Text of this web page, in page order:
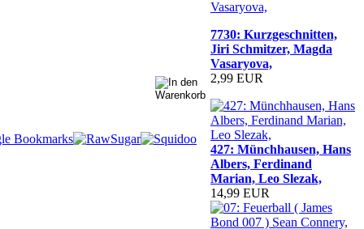
7730: Kurzgeschnitten,
Jiri Schmitzer, Magda
Vasaryova,
2,99 EUR
427: Münchhausen, Hans
Albers, Ferdinand
Marian, Leo Slezak,
14,99 EUR